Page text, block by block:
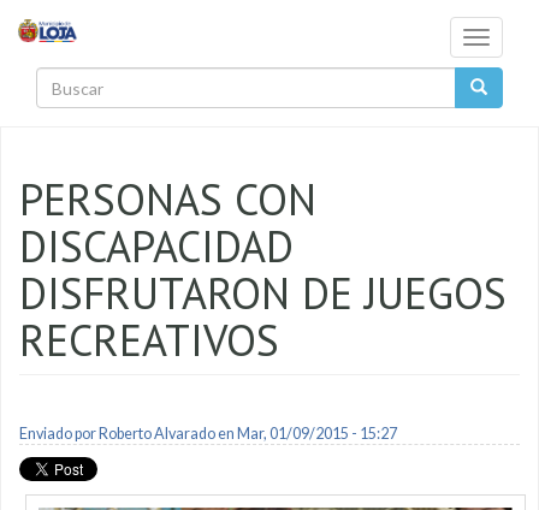
Toggle
PERSONAS CON
DISCAPACIDAD
DISFRUTARON DE JUEGOS
RECREATIVOS
Enviado por Roberto Alvaradoen Mar, 01/09/2015 - 15:27